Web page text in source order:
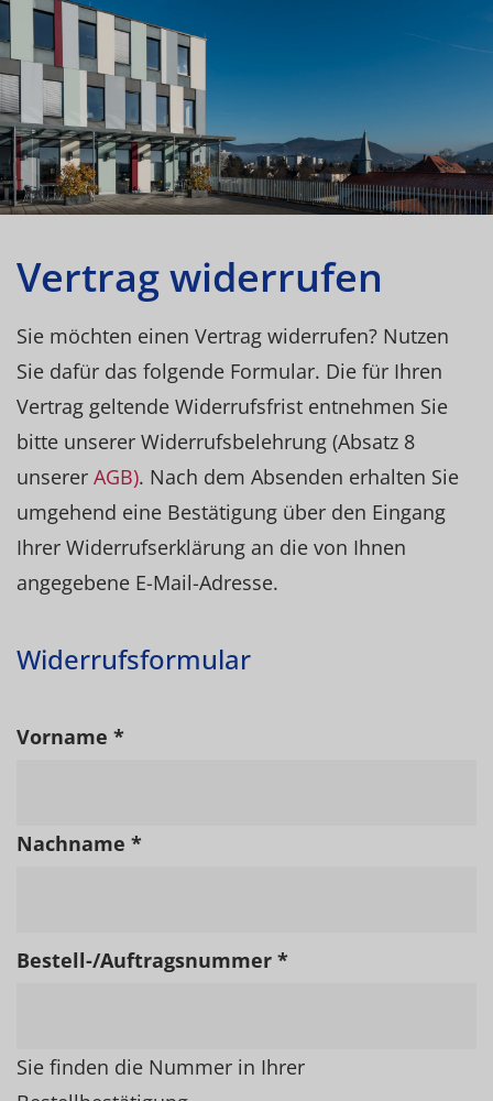
Vertrag widerrufen
Sie möchten einen Vertrag widerrufen? Nutzen
Sie dafür das folgende Formular. Die für Ihren
Vertrag geltende Widerrufsfrist entnehmen Sie
bitte unserer Widerrufsbelehrung (Absatz 8
unserer AGB). Nach dem Absenden erhalten Sie
umgehend eine Bestätigung über den Eingang
Ihrer Widerrufserklärung an die von Ihnen
angegebene E-Mail-Adresse.
Widerrufsformular
Vorname *
Nachname *
Bestell-/Auftragsnummer *
Sie finden die Nummer in Ihrer